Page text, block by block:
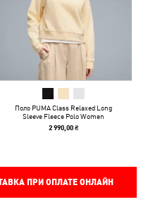
Поло PUMA Class Relaxed Long
Sleeve Fleece Polo Women
2 990,00 ₴
ПРИ ОПЛАТЕ ОНЛАЙН